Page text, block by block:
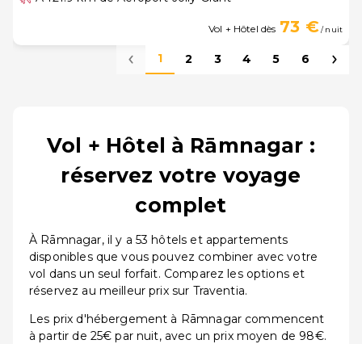
Vol + Hôtel dès 73 €/ nuit
1 2 3 4 5 6
Vol + Hôtel à Rāmnagar :
réservez votre voyage
complet
À Rāmnagar, il y a 53 hôtels et appartements
disponibles que vous pouvez combiner avec votre
vol dans un seul forfait. Comparez les options et
réservez au meilleur prix sur Traventia.
Les prix d'hébergement à Rāmnagar commencent
à partir de 25€ par nuit, avec un prix moyen de 98€.